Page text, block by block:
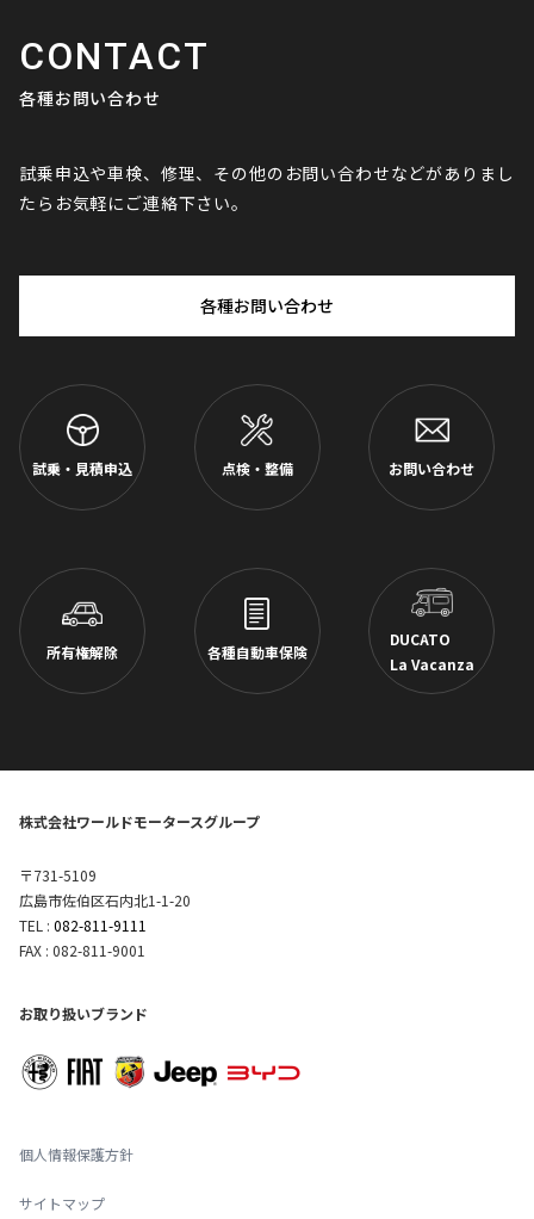
CONTACT
各種お問い合わせ
試乗申込や車検、修理、その他のお問い合わせなどがありまし
たらお気軽にご連絡下さい。
各種お問い合わせ
試乗・見積申込 点検・整備 お問い合わせ
所有権解除 各種自動車保険
DUCATO
La Vacanza
株式会社ワールドモータースグループ
〒731-5109
広島市佐伯区石内北1-1-20
TEL : 082-811-9111
FAX : 082-811-9001
お取り扱いブランド
個人情報保護方針
サイトマップ